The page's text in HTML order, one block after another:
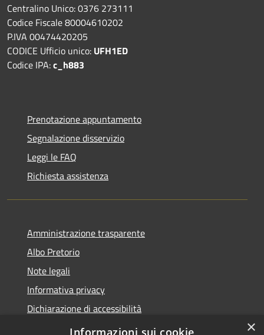
Centralino Unico: 0376 273111
Codice Fiscale 80004610202
P.IVA 00474420205
CODICE Ufficio unico: UFH1ED
Codice IPA:c_h883
Prenotazione appuntamento
Segnalazione disservizio
Leggi le FAQ
Richiesta assistenza
Amministrazione trasparente
Albo Pretorio
Note legali
Informativa privacy
Dichiarazione di accessibilità
Obiettivi di accessibilità
×
Informazioni sui cookie